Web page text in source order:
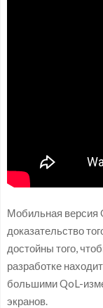
Мобильная версия
доказательство
достойны того,
разработке
большими QoL-
экранов.